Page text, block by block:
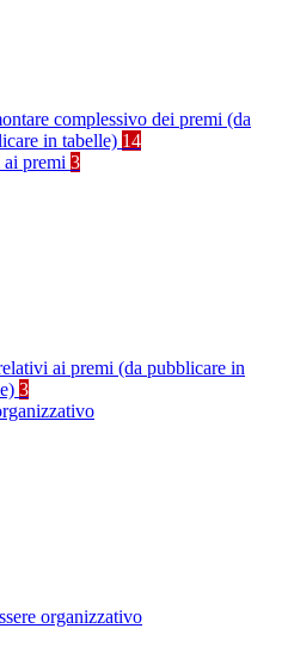
complessivo dei premi (da
in tabelle) 14
premi 3
ai premi (da pubblicare in
3
organizzativo